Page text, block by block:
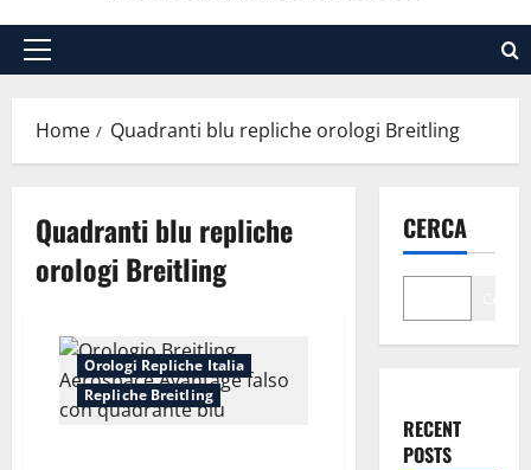
Menu
Home Quadranti blu repliche orologi Breitling
Quadranti blu repliche
orologi Breitling
Orologi Repliche Italia
Repliche Breitling
CERCA
RECENT
POSTS